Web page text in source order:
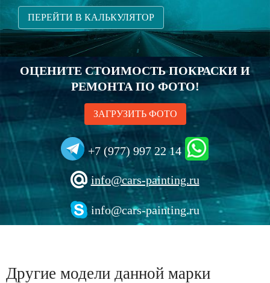
ПЕРЕЙТИ В КАЛЬКУЛЯТОР
ОЦЕНИТЕ СТОИМОСТЬ ПОКРАСКИ И
РЕМОНТА ПО ФОТО!
ЗАГРУЗИТЬ ФОТО
+7 (977) 997 22 14
info@cars-painting.ru
info@cars-painting.ru
Другие модели данной марки